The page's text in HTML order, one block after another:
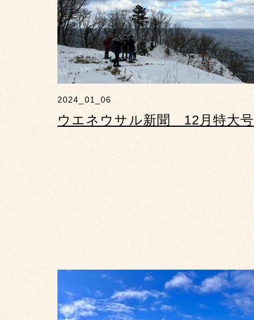
2024_01_06
ウエネウサル新聞 12月特大号